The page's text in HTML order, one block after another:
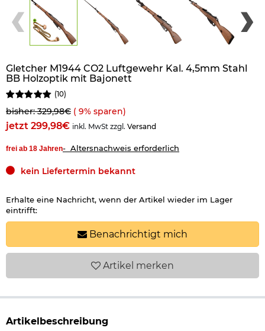
Gletcher M1944 CO2 Luftgewehr Kal. 4,5mm Stahl
BB Holzoptik mit Bajonett
(10)
bisher: 329,98€ ( 9% sparen)
jetzt 299,98€ inkl. MwSt zzgl. Versand
frei ab 18 Jahren- Altersnachweis erforderlich
kein Liefertermin bekannt
Erhalte eine Nachricht, wenn der Artikel wieder im Lager
eintrifft:
Benachrichtigt mich
Artikel merken
Artikelbeschreibung